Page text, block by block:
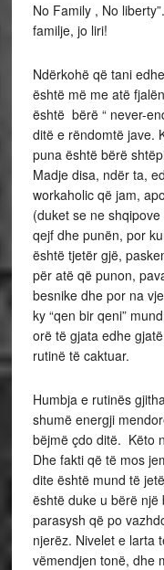
No Family , No
familje, jo liri!
Ndërkohë që tani
është më me atë
është bërë “ never-
ditë e rëndomtë jave.
puna është bërë
Madje disa, ndër ta,
workaholic që jam,
(duket se ne
qejf dhe punën, por
është tjetër gjë,
për atë që punon,
besnike dhe por na
ky “qen bir qeni”
orë të gjata edhe
rutinë të caktuar.
Humbja e rutinës
shumë energji
bëjmë çdo ditë. Këto
Dhe fakti që të mos
dite është mund të
është duke u bërë
parasysh që po
njerëz. Nivelet e larta
vëmendjen tonë, dhe